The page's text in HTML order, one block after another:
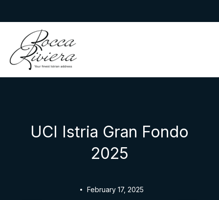
content
UCI Istria Gran Fondo
2025
February 17, 2025